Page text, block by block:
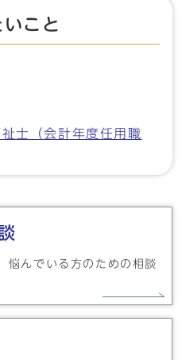
こと
士（会計年度任用職
悩んでいる方のための相談